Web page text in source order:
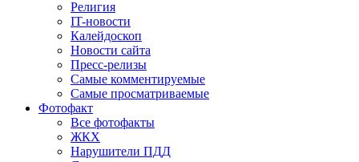
Религия
IT-новости
Калейдоскоп
Новости сайта
Пресс-релизы
Самые комментируемые
Самые просматриваемые
Фотофакт
Все фотофакты
ЖКХ
Нарушители ПДД